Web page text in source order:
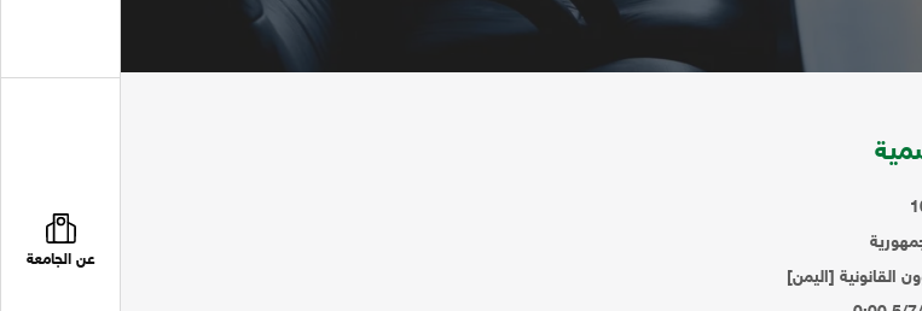
عن الجامعة
القانونية [اليمن]